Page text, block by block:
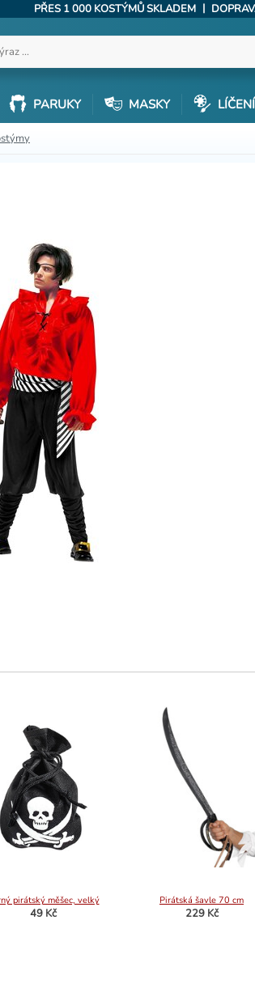
PŘES 1 000 KOSTÝMŮ SKLADEM |
PARUKY MASKY LÍČENÍ
pirátský měšec, velký
49 Kč
Pirátská šavle 70 cm
229 Kč